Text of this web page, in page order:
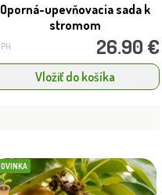
Oporná-upevňovacia sada k
stromom
26.90 €
Vložiť do košíka